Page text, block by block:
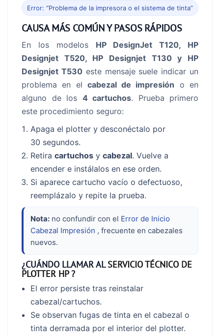
Error: “Problema de la impresora o el sistema de tinta”
CAUSA MÁS COMÚN Y PASOS RÁPIDOS
En los modelos HP DesignJet T120, HP
Designjet T520, HP Designjet T130 y HP
Designjet T530este mensaje suele indicar un
problema en el cabezal de impresión o en
alguno de los 4 cartuchos. Prueba primero
este procedimiento seguro:
Apaga el plotter y desconéctalo por
30 segundos.
Retira cartuchos y cabezal. Vuelve a
encender e instálalos en ese orden.
Si aparece cartucho vacío o defectuoso,
reemplázalo y repite la prueba.
Nota: no confundir con el Error de Inicio
Cabezal Impresión , frecuente en cabezales
nuevos.
¿CUÁNDO LLAMAR ALSERVICIO TÉCNICO DE
PLOTTER HP?
El error persiste tras reinstalar
cabezal/cartuchos.
Se observan fugas de tinta en el cabezal o
tinta derramada por el interior del plotter.